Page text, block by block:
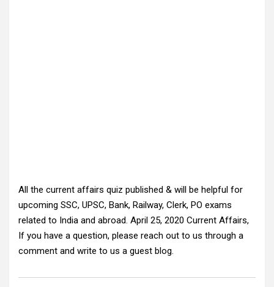
All the current affairs quiz published & will be helpful for
upcoming SSC, UPSC, Bank, Railway, Clerk, PO exams
related to India and abroad. April 25, 2020 Current Affairs,
If you have a question, please reach out to us through a
comment and write to us a guest blog.